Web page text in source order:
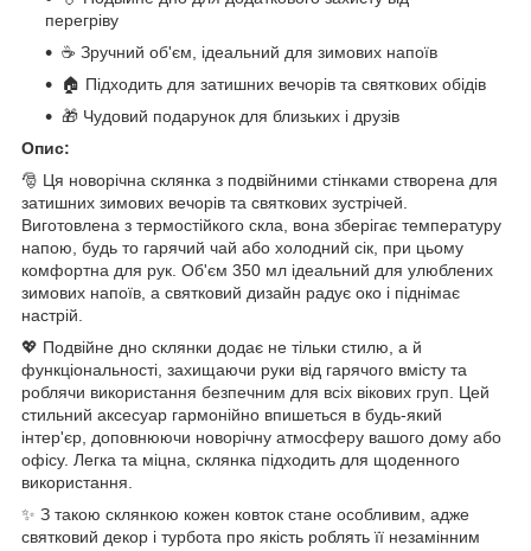
перегріву
☕ Зручний об'єм, ідеальний для зимових напоїв
🏠 Підходить для затишних вечорів та святкових обідів
🎁 Чудовий подарунок для близьких і друзів
Опис:
🎅 Ця новорічна склянка з подвійними стінками створена для
затишних зимових вечорів та святкових зустрічей.
Виготовлена з термостійкого скла, вона зберігає температуру
напою, будь то гарячий чай або холодний сік, при цьому
комфортна для рук. Об'єм 350 мл ідеальний для улюблених
зимових напоїв, а святковий дизайн радує око і піднімає
настрій.
💖 Подвійне дно склянки додає не тільки стилю, а й
функціональності, захищаючи руки від гарячого вмісту та
роблячи використання безпечним для всіх вікових груп. Цей
стильний аксесуар гармонійно впишеться в будь-який
інтер'єр, доповнюючи новорічну атмосферу вашого дому або
офісу. Легка та міцна, склянка підходить для щоденного
використання.
✨ З такою склянкою кожен ковток стане особливим, адже
святковий декор і турбота про якість роблять її незамінним